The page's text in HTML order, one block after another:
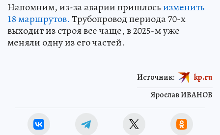
Напомним, из-за аварии пришлосьизменить
18 маршрутов. Трубопровод периода 70-х
выходит из строя все чаще, в 2025-м уже
меняли одну из его частей.
Ярослав ИВАНОВ
Источник: kp.ru